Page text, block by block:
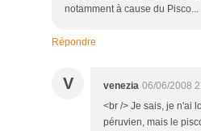
notamment à cause du Pisco...
Répondre
V venezia 06/06/2008
<br /> Je sais, je n'ai
péruvien, mais le